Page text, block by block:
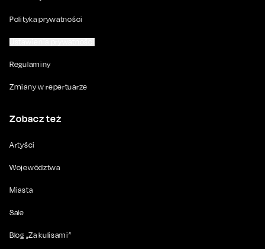
Polityka prywatności
Regulaminy
Zmiany w repertuarze
Zobacz też
Artyści
Województwa
Miasta
Sale
Blog „Za kulisami”